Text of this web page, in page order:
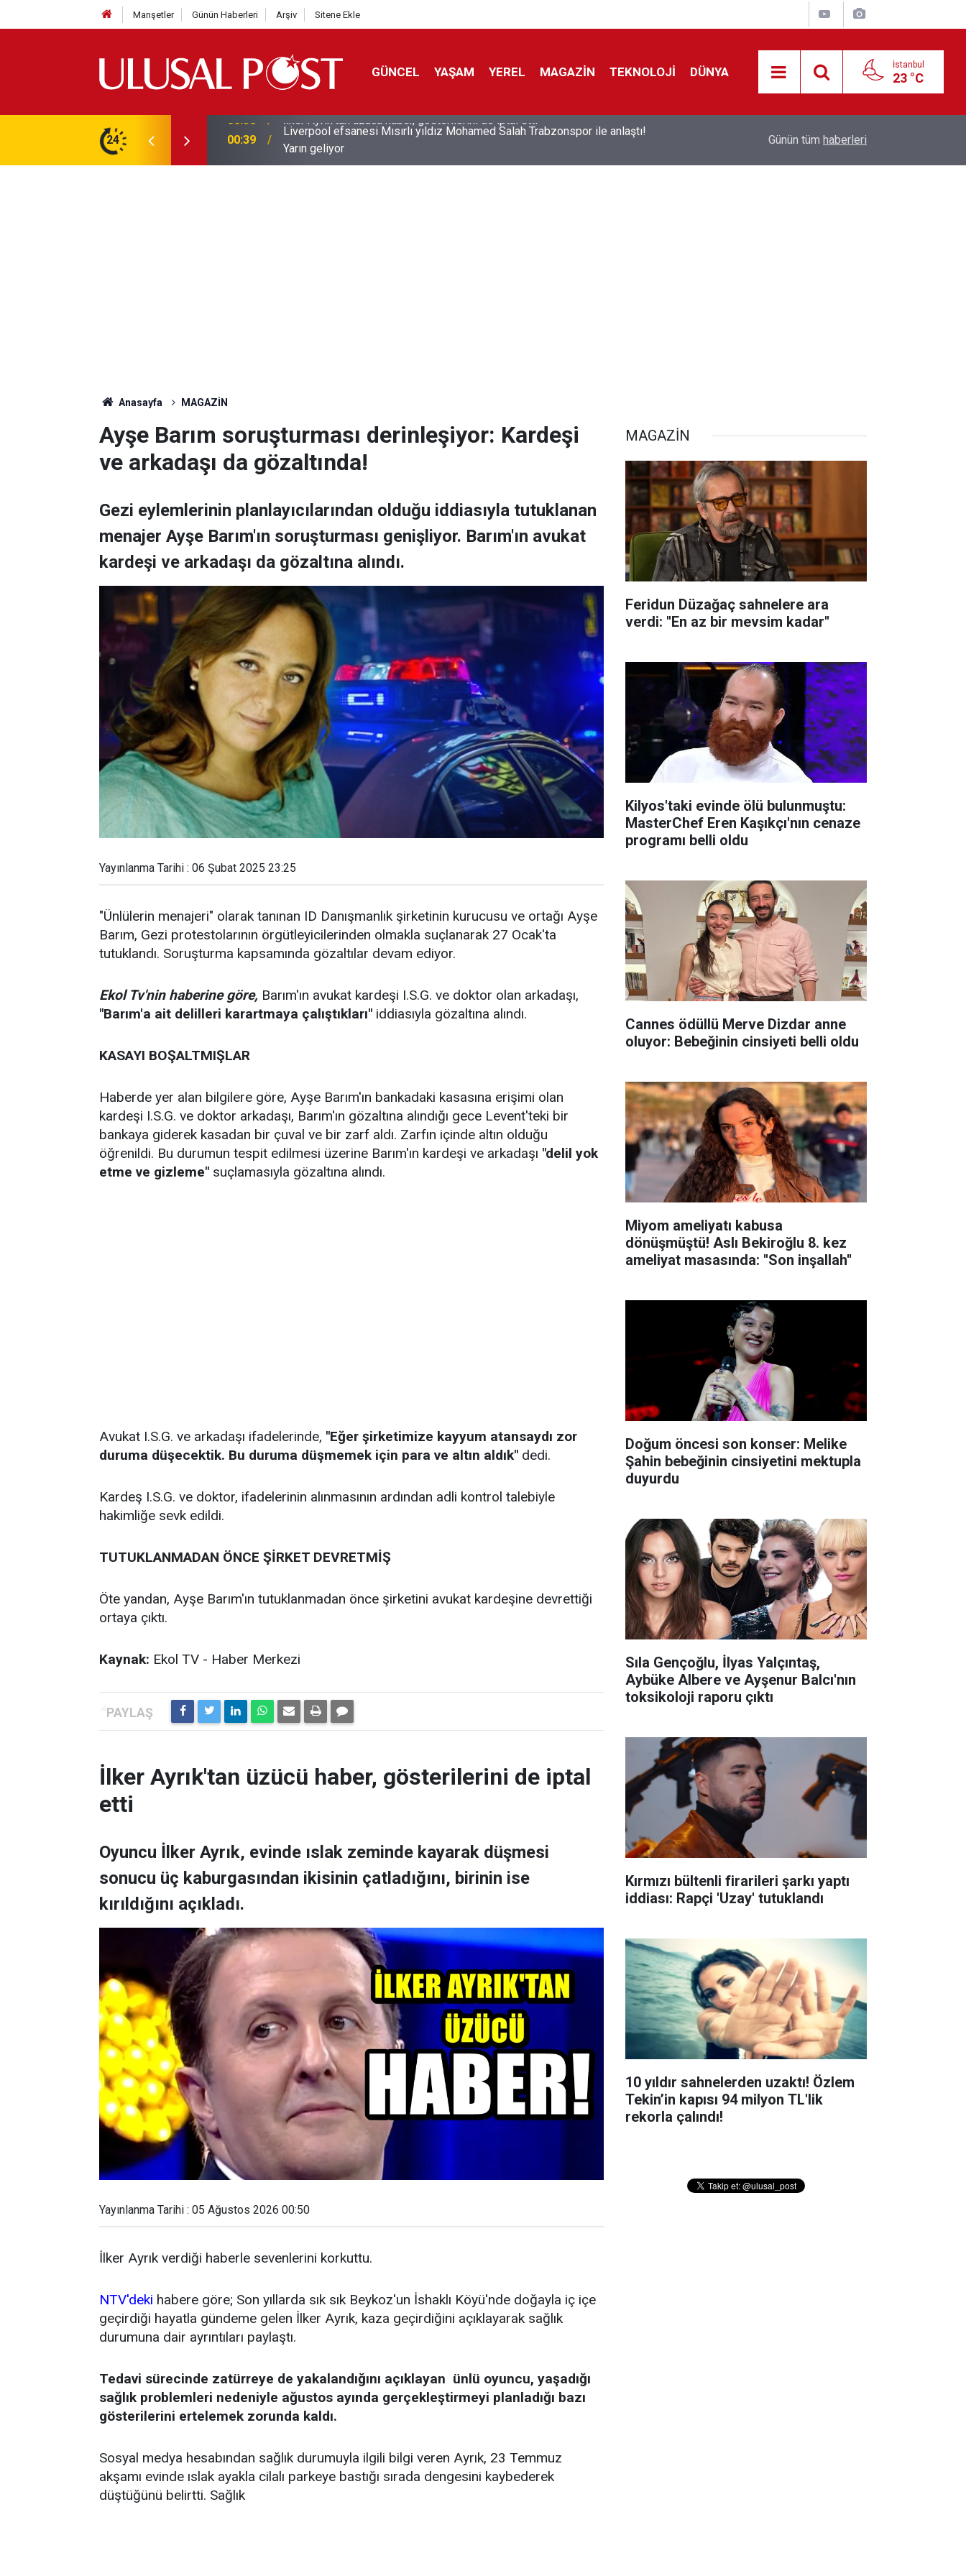
Manşetler Günün Haberleri Arşiv Sitene Ekle
GÜNCEL YAŞAM YEREL MAGAZİN TEKNOLOJİ DÜNYA İstanbul
23 °C
24 00:39
Liverpool efsanesi Mısırlı yıldız Mohamed Salah Trabzonspor ile anlaştı!
Yarın geliyor
Feridun Düzağaç sahnelere ara verdi: ''En az
Günün tüm haberleri
Anasayfa MAGAZİN
Ayşe Barım soruşturması derinleşiyor: Kardeşi
ve arkadaşı da gözaltında!
Gezi eylemlerinin planlayıcılarından olduğu iddiasıyla tutuklanan
menajer Ayşe Barım'ın soruşturması genişliyor. Barım'ın avukat
kardeşi ve arkadaşı da gözaltına alındı.
Yayınlanma Tarihi : 06 Şubat 2025 23:25
"Ünlülerin menajeri" olarak tanınan ID Danışmanlık şirketinin kurucusu ve ortağı Ayşe
Barım, Gezi protestolarının örgütleyicilerinden olmakla suçlanarak 27 Ocak'ta
tutuklandı. Soruşturma kapsamında gözaltılar devam ediyor.
Ekol Tv'nin haberine göre, Barım'ın avukat kardeşi I.S.G. ve doktor olan arkadaşı,
"Barım'a ait delilleri karartmaya çalıştıkları" iddiasıyla gözaltına alındı.
KASAYI BOŞALTMIŞLAR
Haberde yer alan bilgilere göre, Ayşe Barım'ın bankadaki kasasına erişimi olan
kardeşi I.S.G. ve doktor arkadaşı, Barım'ın gözaltına alındığı gece Levent'teki bir
bankaya giderek kasadan bir çuval ve bir zarf aldı. Zarfın içinde altın olduğu
öğrenildi. Bu durumun tespit edilmesi üzerine Barım'ın kardeşi ve arkadaşı "delil yok
etme ve gizleme" suçlamasıyla gözaltına alındı.
Avukat I.S.G. ve arkadaşı ifadelerinde, "Eğer şirketimize kayyum atansaydı zor
duruma düşecektik. Bu duruma düşmemek için para ve altın aldık" dedi.
Kardeş I.S.G. ve doktor, ifadelerinin alınmasının ardından adli kontrol talebiyle
hakimliğe sevk edildi.
TUTUKLANMADAN ÖNCE ŞİRKET DEVRETMİŞ
Öte yandan, Ayşe Barım'ın tutuklanmadan önce şirketini avukat kardeşine devrettiği
ortaya çıktı.
Kaynak: Ekol TV - Haber Merkezi
İlker Ayrık'tan üzücü haber, gösterilerini de iptal
etti
Oyuncu İlker Ayrık, evinde ıslak zeminde kayarak düşmesi
sonucu üç kaburgasından ikisinin çatladığını, birinin ise
kırıldığını açıkladı.
Yayınlanma Tarihi : 05 Ağustos 2026 00:50
İlker Ayrık verdiği haberle sevenlerini korkuttu.
NTV'deki habere göre; Son yıllarda sık sık Beykoz'un İshaklı Köyü'nde doğayla iç içe
geçirdiği hayatla gündeme gelen İlker Ayrık, kaza geçirdiğini açıklayarak sağlık
durumuna dair ayrıntıları paylaştı.
Tedavi sürecinde zatürreye de yakalandığını açıklayan ünlü oyuncu, yaşadığı
sağlık problemleri nedeniyle ağustos ayında gerçekleştirmeyi planladığı bazı
gösterilerini ertelemek zorunda kaldı.
Sosyal medya hesabından sağlık durumuyla ilgili bilgi veren Ayrık, 23 Temmuz
akşamı evinde ıslak ayakla cilalı parkeye bastığı sırada dengesini kaybederek
düştüğünü belirtti. Sağlık
MAGAZİN
Feridun Düzağaç sahnelere ara
verdi: ''En az bir mevsim kadar''
Kilyos'taki evinde ölü bulunmuştu:
MasterChef Eren Kaşıkçı'nın cenaze
programı belli oldu
Cannes ödüllü Merve Dizdar anne
oluyor: Bebeğinin cinsiyeti belli oldu
Miyom ameliyatı kabusa
dönüşmüştü! Aslı Bekiroğlu 8. kez
ameliyat masasında: ''Son inşallah''
Doğum öncesi son konser: Melike
Şahin bebeğinin cinsiyetini mektupla
duyurdu
Sıla Gençoğlu, İlyas Yalçıntaş,
Aybüke Albere ve Ayşenur Balcı'nın
toksikoloji raporu çıktı
Kırmızı bültenli firarileri şarkı yaptı
iddiası: Rapçi 'Uzay' tutuklandı
10 yıldır sahnelerden uzaktı! Özlem
Tekin’in kapısı 94 milyon TL'lik
rekorla çalındı!